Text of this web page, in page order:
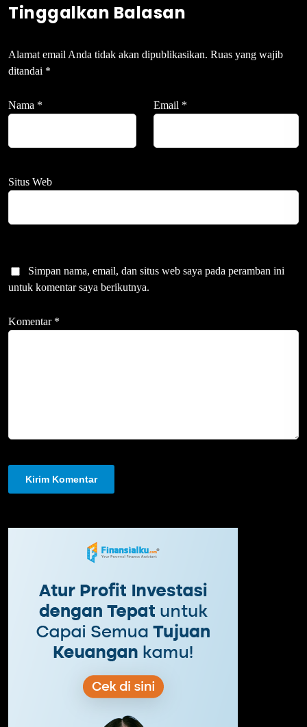
Tinggalkan Balasan
Alamat email Anda tidak akan dipublikasikan. Ruas yang wajib
ditandai *
Nama * Email *
Situs Web
Simpan nama, email, dan situs web saya pada peramban ini
untuk komentar saya berikutnya.
Komentar *